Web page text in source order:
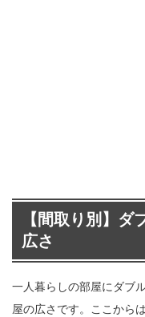
【間取り別】ダ
広さ
一人暮らしの部屋にダブ
屋の広さです。ここから